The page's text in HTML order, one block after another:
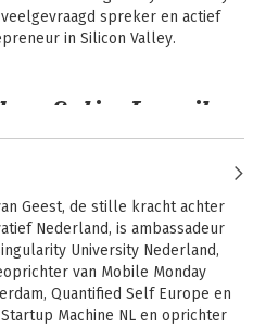
veelgevraagd spreker en actief
in Silicon Valley.
Salim Ismail
Geest, de stille kracht achter
Nederland, is ambassadeur
University Nederland,
van Mobile Monday
Quantified Self Europe en
Startup Machine NL en oprichter